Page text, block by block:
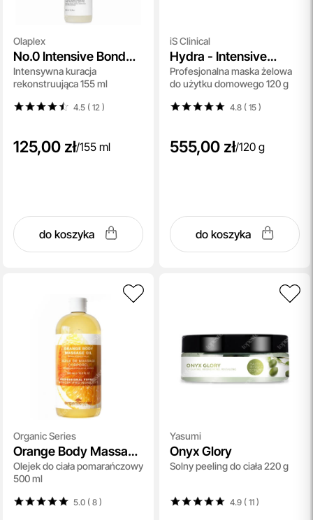
Olaplex
No.0 Intensive Bond
Building
Intensywna kuracja
rekonstruująca 155 ml
4.5 ( 12 )
125,00 zł/155 ml
do koszyka
iS Clinical
Hydra - Intensive
Cooling Masque
Profesjonalna maska żelowa
do użytku domowego 120 g
4.8 ( 15)
555,00 zł/120 g
do koszyka
Organic Series
Orange Body Massage
Oil
Olejek do ciała pomarańczowy
500 ml
5.0 ( 8)
Yasumi
Onyx Glory
Solny peeling do ciała 220 g
4.9 ( 11)